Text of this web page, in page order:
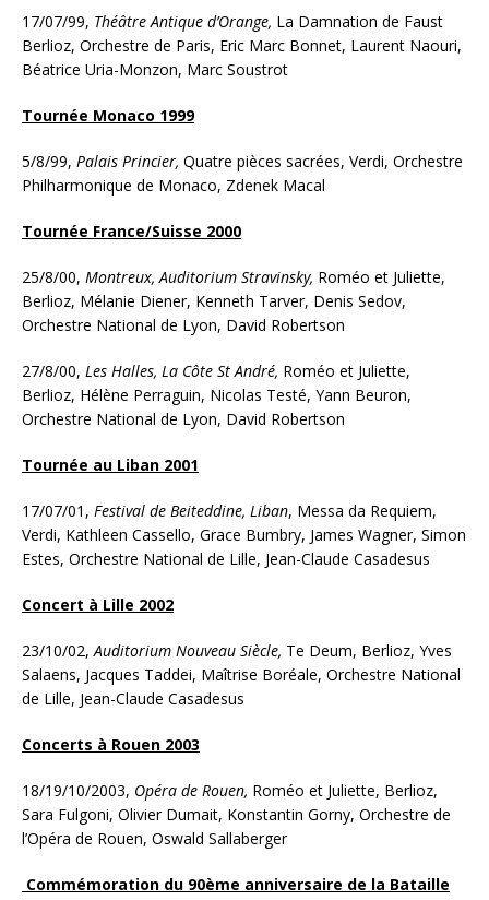
17/07/99, Théâtre Antique d’Orange, La Damnation de Faust
Berlioz, Orchestre de Paris, Eric Marc Bonnet, Laurent Naouri,
Béatrice Uria-Monzon, Marc Soustrot
Tournée Monaco 1999
5/8/99, Palais Princier, Quatre pièces sacrées, Verdi, Orchestre
Philharmonique de Monaco, Zdenek Macal
Tournée France/Suisse 2000
25/8/00, Montreux, Auditorium Stravinsky, Roméo et Juliette,
Berlioz, Mélanie Diener, Kenneth Tarver, Denis Sedov,
Orchestre National de Lyon, David Robertson
27/8/00, Les Halles, La Côte St André, Roméo et Juliette,
Berlioz, Hélène Perraguin, Nicolas Testé, Yann Beuron,
Orchestre National de Lyon, David Robertson
Tournée au Liban 2001
17/07/01, Festival de Beiteddine, Liban, Messa da Requiem,
Verdi, Kathleen Cassello, Grace Bumbry, James Wagner, Simon
Estes, Orchestre National de Lille, Jean-Claude Casadesus
Concert à Lille 2002
23/10/02,Auditorium Nouveau Siècle, Te Deum, Berlioz, Yves
Salaens, Jacques Taddei, Maîtrise Boréale, Orchestre National
de Lille, Jean-Claude Casadesus
Concerts à Rouen 2003
18/19/10/2003, Opéra de Rouen, Roméo et Juliette, Berlioz,
Sara Fulgoni, Olivier Dumait, Konstantin Gorny, Orchestre de
l’Opéra de Rouen, Oswald Sallaberger
Commémoration du 90ème anniversaire de la Bataille